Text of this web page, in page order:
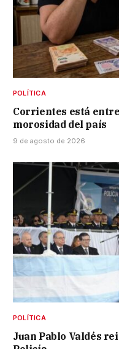
POLÍTICA
Corrientes está
morosidad del país
9 de agosto de 2026
POLÍTICA
Juan Pablo Valdés